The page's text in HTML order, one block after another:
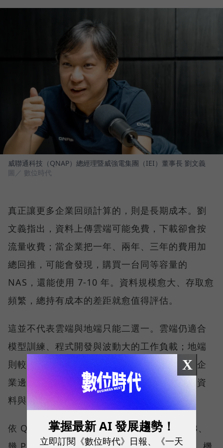
威聯通科技（QNAP）總經理暨威強電集團（IEI）董事長 劉文義
圖／ 數位時代
真正讓更多企業回頭計算的，則是長期成本。劉
文義指出，資料上傳雲端可能免費，下載卻會按
流量收費；當企業把一年、兩年、三年的費用加
總回推，可能會發現，購買一台同等容量的
NAS，還能使用 7-10 年。資料規模愈大、存取愈
頻繁，總持有成本的差距就愈值得評估。
這並不代表雲端與地端只能二選一。雲端仍適合
模型訓練、程式開發與波動大的工作負載；地端
則較適合高頻存取、對延遲敏感，或不能離開企
業邊界的資料。企業真正要回答的，是每一類資
料與任務應該放在哪裡。
依 QNAP 觀察，客戶過去關心的是需要幾 TB、
X
掌握最新 AI 發展趨勢！
立即訂閱《數位時代》日報、《一天